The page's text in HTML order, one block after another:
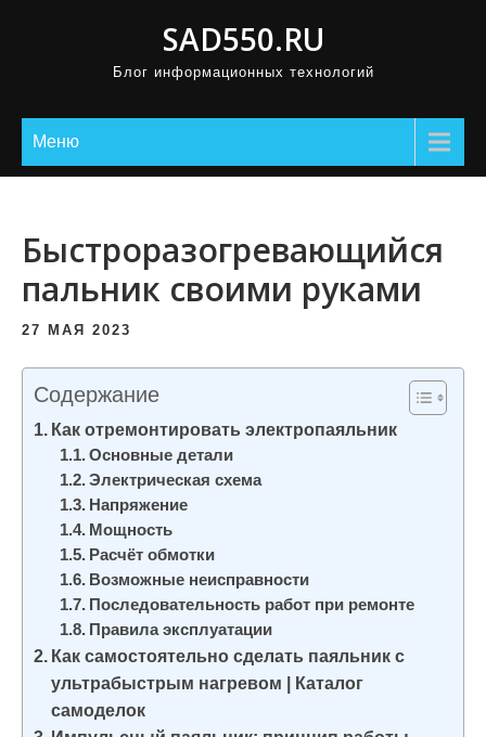
SAD550.RU
Блог информационных технологий
Меню
Быстроразогревающийся
пальник своими руками
27 МАЯ 2023
Содержание
Как отремонтировать электропаяльник
Основные детали
Электрическая схема
Напряжение
Мощность
Расчёт обмотки
Возможные неисправности
Последовательность работ при ремонте
Правила эксплуатации
Как самостоятельно сделать паяльник с
ультрабыстрым нагревом | Каталог
самоделок